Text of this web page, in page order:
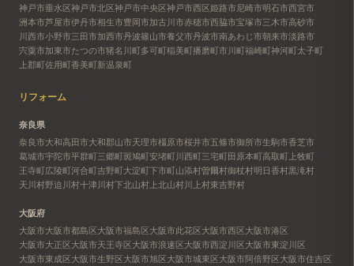
神戸市垂水区神戸市北区神戸市中央区神戸市西区姫路市尼崎市明石市西宮市
洲本市芦屋市伊丹市相生市豊岡市加古川市赤穂市西脇市宝塚市三木市高砂市
川西市小野市三田市加西市丹波篠山市養父市丹波市南あわじ市朝来市淡路市
宍粟市加東市たつの市猪名川町多可町稲美町播磨町市川町福崎町神河町太子町
上郡町佐用町香美町新温泉町
リフォーム
奈良県
奈良市大和高田市大和郡山市天理市橿原市桜井市五條市御所市生駒市香芝市
葛城市宇陀市平群町三郷町斑鳩町安堵町川西町三宅町田原本町高取町 上牧町
王寺町広陵町河合町吉野町大淀町下市町山添村曽爾村御杖村明日香村黒滝村
天川村野迫川村十津川村下北山村 上北山村川上村東吉野村
大阪府
大阪市大阪市都島区大阪市福島区大阪市此花区大阪市西区大阪市港区
大阪市大正区大阪市天王寺区大阪市浪速区大阪市西淀川区大阪市東淀川区
大阪市東成区大阪市生野区大阪市旭区大阪市城東区大阪市阿倍野区大阪市住吉区